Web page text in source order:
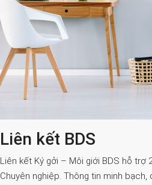
Liên kết BDS
Liên kết Ký gởi – Môi giới BDS hỗ trợ
Chuyên nghiệp. Thông tin minh bạch,